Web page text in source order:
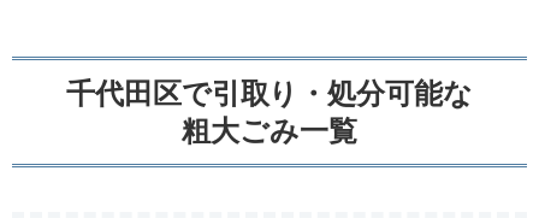
千代田区で引取り・処分可能な
粗大ごみ一覧